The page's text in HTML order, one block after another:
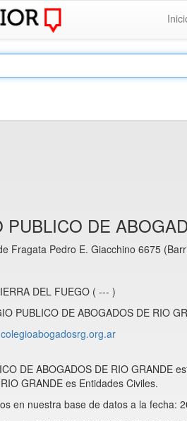
PUBLICO DE
Fragata Pedro E. Giacchino 6675
DEL FUEGO ( --- )
PUBLICO DE ABOGADOS DE RIO
DE ABOGADOS DE RIO GRANDE
GRANDE es Entidades Civiles.
en nuestra base de datos a la fecha: